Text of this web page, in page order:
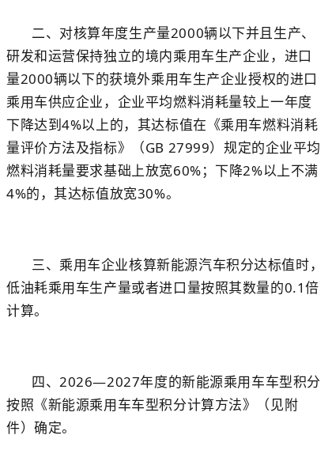
二、对核算年度生产量2000辆以下并且生产、
研发和运营保持独立的境内乘用车生产企业，进口
量2000辆以下的获境外乘用车生产企业授权的进口
乘用车供应企业，企业平均燃料消耗量较上一年度
下降达到4%以上的，其达标值在《乘用车燃料消耗
量评价方法及指标》（GB 27999）规定的企业平均
燃料消耗量要求基础上放宽60%；下降2%以上不满
4%的，其达标值放宽30%。
三、乘用车企业核算新能源汽车积分达标值时，
低油耗乘用车生产量或者进口量按照其数量的0.1倍
计算。
四、2026—2027年度的新能源乘用车车型积分
按照《新能源乘用车车型积分计算方法》（见附
件）确定。